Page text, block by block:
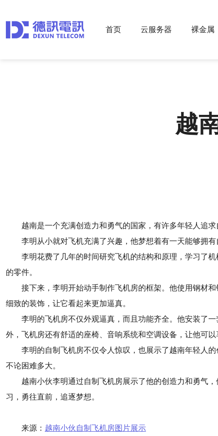
首页 云服务器 裸金属
越
越南是一个充满创造力和勇气的国家，有许多年轻人追
李明从小就对飞机充满了兴趣，他梦想着有一天能够拥
李明花费了几年的时间研究飞机的结构和原理，学习了
的零件。
接下来，李明开始动手制作飞机房的框架。他使用钢材
细致的装饰，让它看起来更加逼真。
李明的飞机房不仅外观逼真，而且功能齐全。他安装了
外，飞机房还有舒适的座椅、音响系统和空调设备，让他可
李明的自制飞机房不仅令人惊叹，也展示了越南年轻人
不论困难多大。
越南小伙李明通过自制飞机房展示了他的创造力和勇气
习，勇往直前，追逐梦想。
来源： 越南小伙自制飞机房图片展示